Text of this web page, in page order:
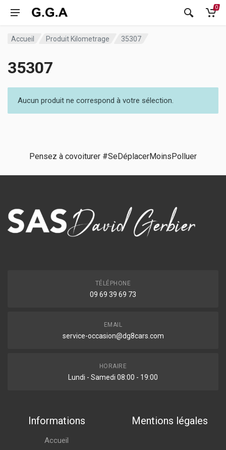
0
Accueil Produit Kilometrage 35307
35307
Aucun produit ne correspond à votre sélection.
Pensez à covoiturer #SeDéplacerMoinsPolluer
TÉLÉPHONE
09 69 39 69 73
EMAIL
service-occasion@dg8cars.com
HORAIRE
Lundi - Samedi 08:00 - 19:00
Informations
Accueil
Mentions légales